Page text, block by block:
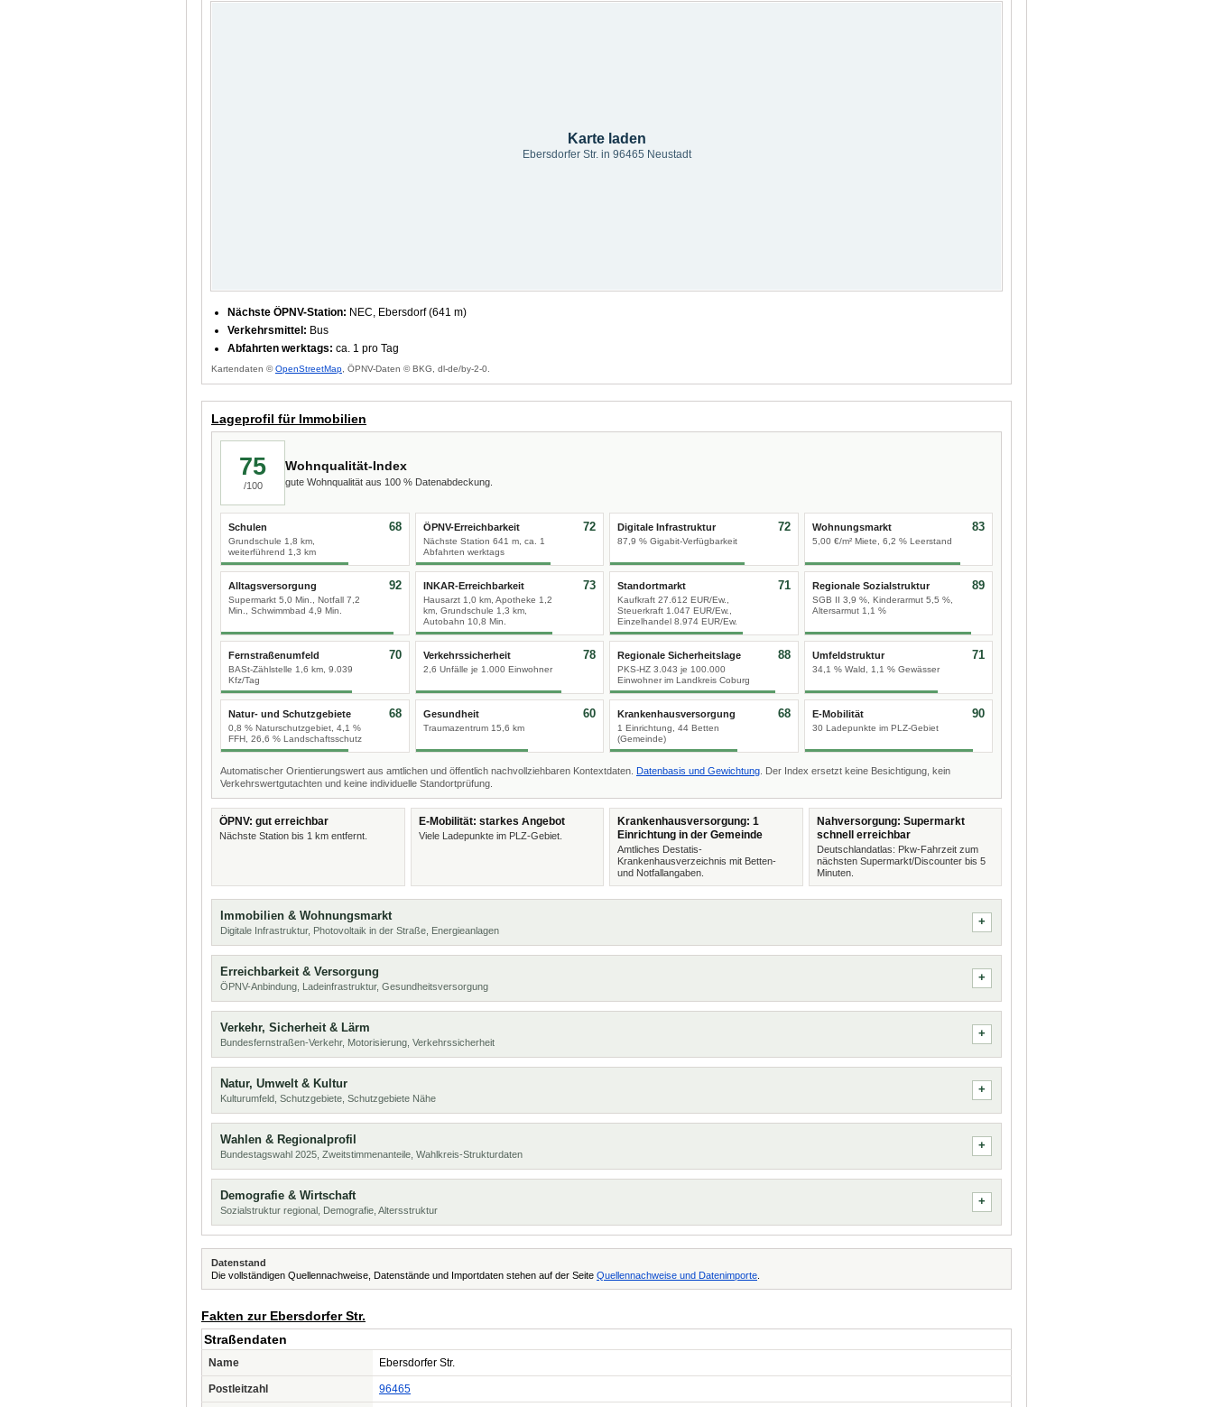
Karte laden
Ebersdorfer Str. in 96465 Neustadt
Nächste ÖPNV-Station: NEC, Ebersdorf (641 m)
Verkehrsmittel: Bus
Abfahrten werktags: ca. 1 pro Tag
Kartendaten ©OpenStreetMap , ÖPNV-Daten © BKG, dl-de/by-2-0.
Lageprofil für Immobilien
75
/100
Wohnqualität-Index
gute Wohnqualität aus 100 % Datenabdeckung.
Schulen
Grundschule 1,8 km,
weiterführend 1,3 km
68 ÖPNV-Erreichbarkeit
Nächste Station 641 m, ca. 1
Abfahrten werktags
72 Digitale Infrastruktur
87,9 % Gigabit-Verfügbarkeit
72 Wohnungsmarkt
5,00 €/m² Miete, 6,2 % Leerstand
83
Alltagsversorgung
Supermarkt 5,0 Min., Notfall 7,2
Min., Schwimmbad 4,9 Min.
92 INKAR-Erreichbarkeit
Hausarzt 1,0 km, Apotheke 1,2
km, Grundschule 1,3 km,
Autobahn 10,8 Min.
73 Standortmarkt
Kaufkraft 27.612 EUR/Ew.,
Steuerkraft 1.047 EUR/Ew.,
Einzelhandel 8.974 EUR/Ew.
71 Regionale Sozialstruktur
SGB II 3,9 %, Kinderarmut 5,5 %,
Altersarmut 1,1 %
89
Fernstraßenumfeld
BASt-Zählstelle 1,6 km, 9.039
Kfz/Tag
70 Verkehrssicherheit
2,6 Unfälle je 1.000 Einwohner
78 Regionale Sicherheitslage
PKS-HZ 3.043 je 100.000
Einwohner im Landkreis Coburg
88 Umfeldstruktur
34,1 % Wald, 1,1 % Gewässer
71
Natur- und Schutzgebiete
0,8 % Naturschutzgebiet, 4,1 %
FFH, 26,6 % Landschaftsschutz
68 Gesundheit
Traumazentrum 15,6 km
60 Krankenhausversorgung
1 Einrichtung, 44 Betten
(Gemeinde)
68 E-Mobilität
30 Ladepunkte im PLZ-Gebiet
90
Automatischer Orientierungswert aus amtlichen und öffentlich nachvollziehbaren Kontextdaten. Datenbasis und Gewichtung . Der Index ersetzt keine Besichtigung, kein
Verkehrswertgutachten und keine individuelle Standortprüfung.
ÖPNV: gut erreichbar
Nächste Station bis 1 km entfernt.
E-Mobilität: starkes Angebot
Viele Ladepunkte im PLZ-Gebiet.
Krankenhausversorgung: 1
Einrichtung in der Gemeinde
Amtliches Destatis-
Krankenhausverzeichnis mit Betten-
und Notfallangaben.
Nahversorgung: Supermarkt
schnell erreichbar
Deutschlandatlas: Pkw-Fahrzeit zum
nächsten Supermarkt/Discounter bis 5
Minuten.
Immobilien & Wohnungsmarkt
Digitale Infrastruktur, Photovoltaik in der Straße, Energieanlagen
Erreichbarkeit & Versorgung
ÖPNV-Anbindung, Ladeinfrastruktur, Gesundheitsversorgung
Verkehr, Sicherheit & Lärm
Bundesfernstraßen-Verkehr, Motorisierung, Verkehrssicherheit
Natur, Umwelt & Kultur
Kulturumfeld, Schutzgebiete, Schutzgebiete Nähe
Wahlen & Regionalprofil
Bundestagswahl 2025, Zweitstimmenanteile, Wahlkreis-Strukturdaten
Demografie & Wirtschaft
Sozialstruktur regional, Demografie, Altersstruktur
Datenstand
Die vollständigen Quellennachweise, Datenstände und Importdaten stehen auf der Seite Quellennachweise und Datenimporte
Fakten zur Ebersdorfer Str.
Straßendaten
Name Ebersdorfer Str.
Postleitzahl 96465